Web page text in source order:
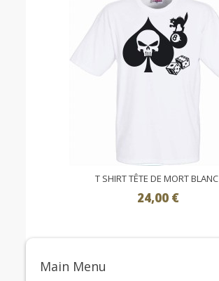
T SHIRT TÊTE DE MORT BLANC
24,00 €
Main Menu